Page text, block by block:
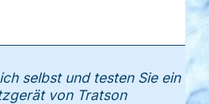
selbst und testen Sie ein
von Tratson